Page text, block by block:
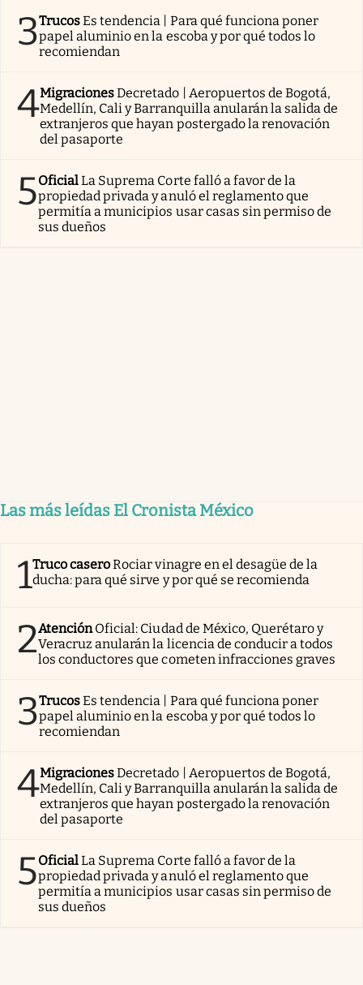
3TrucosEs tendencia | Para qué funciona poner
papel aluminio en la escoba y por qué todos lo
recomiendan
4MigracionesDecretado | Aeropuertos de Bogotá,
Medellín, Cali y Barranquilla anularán la salida de
extranjeros que hayan postergado la renovación
del pasaporte
5OficialLa Suprema Corte falló a favor de la
propiedad privada y anuló el reglamento que
permitía a municipios usar casas sin permiso de
sus dueños
Las más leídas El Cronista México
1Truco caseroRociar vinagre en el desagüe de la
ducha: para qué sirve y por qué se recomienda
2AtenciónOficial: Ciudad de México, Querétaro y
Veracruz anularán la licencia de conducir a todos
los conductores que cometen infracciones graves
3TrucosEs tendencia | Para qué funciona poner
papel aluminio en la escoba y por qué todos lo
recomiendan
4MigracionesDecretado | Aeropuertos de Bogotá,
Medellín, Cali y Barranquilla anularán la salida de
extranjeros que hayan postergado la renovación
del pasaporte
5OficialLa Suprema Corte falló a favor de la
propiedad privada y anuló el reglamento que
permitía a municipios usar casas sin permiso de
sus dueños